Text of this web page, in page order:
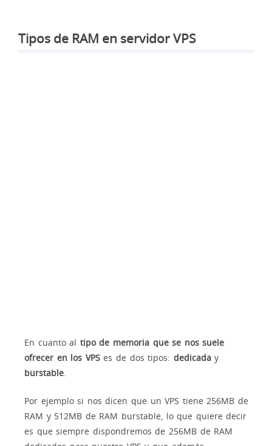
Tipos de RAM en servidor VPS
En cuanto al tipo de memoria que se nos suele
ofrecer en los VPSes de dos tipos: dedicaday
burstable
Por ejemplo si nos dicen que un VPS tiene 256MB de
RAM y 512MB de RAM burstable, lo que quiere decir
es que siempre dispondremos de 256MB de RAM